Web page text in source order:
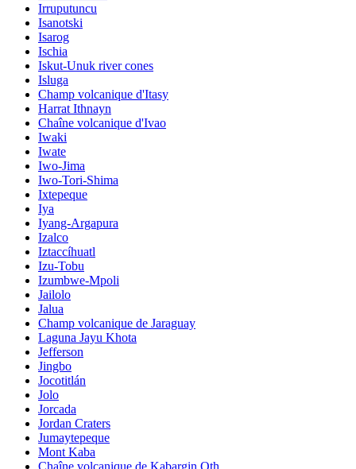
Irruputuncu
Isanotski
Isarog
Ischia
Iskut-Unuk river cones
Isluga
Champ volcanique d'Itasy
Harrat Ithnayn
Chaîne volcanique d'Ivao
Iwaki
Iwate
Iwo-Jima
Iwo-Tori-Shima
Ixtepeque
Iya
Iyang-Argapura
Izalco
Iztaccíhuatl
Izu-Tobu
Izumbwe-Mpoli
Jailolo
Jalua
Champ volcanique de Jaraguay
Laguna Jayu Khota
Jefferson
Jingbo
Jocotitlán
Jolo
Jorcada
Jordan Craters
Jumaytepeque
Mont Kaba
Chaîne volcanique de Kabargin Oth